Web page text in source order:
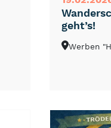
geht’s!
Werben